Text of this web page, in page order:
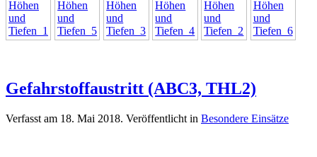
Gefahrstoffaustritt (ABC3, THL2)
Verfasst am 18. Mai 2018. Veröffentlicht in Besondere Einsätze